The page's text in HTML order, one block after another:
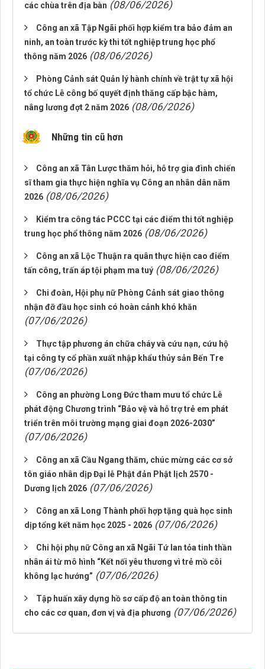
các chùa trên địa bàn (08/06/2026)
Công an xã Tập Ngãi phối hợp kiểm tra bảo đảm an
ninh, an toàn trước kỳ thi tốt nghiệp trung học phổ
thông năm 2026 (08/06/2026)
Phòng Cảnh sát Quản lý hành chính về trật tự xã hội
tổ chức Lễ công bố quyết định thăng cấp bậc hàm,
nâng lương đợt 2 năm 2026 (08/06/2026)
Những tin cũ hơn
Công an xã Tân Lược thăm hỏi, hỗ trợ gia đình chiến
sĩ tham gia thực hiện nghĩa vụ Công an nhân dân năm
2026 (08/06/2026)
Kiểm tra công tác PCCC tại các điểm thi tốt nghiệp
trung học phổ thông năm 2026 (08/06/2026)
Công an xã Lộc Thuận ra quân thực hiện cao điểm
tấn công, trấn áp tội phạm ma tuý (08/06/2026)
Chi đoàn, Hội phụ nữ Phòng Cảnh sát giao thông
nhận đỡ đầu học sinh có hoàn cảnh khó khăn
(07/06/2026)
Thực tập phương án chữa cháy và cứu nạn, cứu hộ
tại công ty cổ phần xuất nhập khẩu thủy sản Bến Tre
(07/06/2026)
Công an phường Long Đức tham mưu tổ chức Lễ
phát động Chương trình “Bảo vệ và hỗ trợ trẻ em phát
triển trên môi trường mạng giai đoạn 2026-2030”
(07/06/2026)
Công an xã Cầu Ngang thăm, chúc mừng các cơ sở
tôn giáo nhân dịp Đại lễ Phật đản Phật lịch 2570 -
Dương lịch 2026 (07/06/2026)
Công an xã Long Thành phối hợp tặng quà học sinh
dịp tổng kết năm học 2025 - 2026 (07/06/2026)
Chi hội phụ nữ Công an xã Ngãi Tứ lan tỏa tinh thần
nhân ái từ mô hình “Kết nối yêu thương vì trẻ mồ côi
không lạc hướng” (07/06/2026)
Tập huấn xây dựng hồ sơ cấp độ an toàn thông tin
cho các cơ quan, đơn vị và địa phương (07/06/2026)